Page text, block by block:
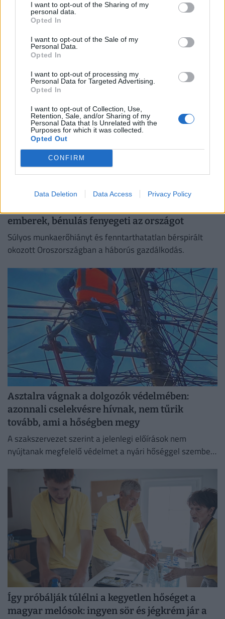
I want to opt-out of the Sharing of my
personal data.
Opted In
I want to opt-out of the Sale of my
Personal Data.
Opted In
I want to opt-out of processing my
Personal Data for Targeted Advertising.
Opted In
I want to opt-out of Collection, Use,
Retention, Sale, and/or Sharing of my
Personal Data that Is Unrelated with the
Purposes for which it was collected.
Opted Out
CONFIRM
Data Deletion Data Access Privacy Policy
munkahelyeken: erre kötelezhetik a
dolgozókat, ha elhúzódik a hőség
Hogyan érdemes szervezni a munkavégzést
hőségriadóban? Otthon, ahol mindenki külön hűti a
lakását, vagy egy korszerű, energiahatékony
irodaházban, ahol a hűtés központilag működik.
Olyan válság csapott le Oroszországra, amire
emberek, bénulás fenyegeti az országot
Súlyos munkaerőhiányt és fenntarthatatlan bérspirált
okozott Oroszországban a háborús gazdálkodás.
Asztalra vágnak a dolgozók védelmében:
azonnali cselekvésre hívnak, nem tűrik
tovább, ami a hőségben megy
A szakszervezet szerint a jelenlegi előírások nem
nyújtanak megfelelő védelmet a nyári hőséggel szemben,
védelmében.
Így próbálják túlélni a kegyetlen hőséget a
magyar melósok: ingyen sör és jégkrém jár a